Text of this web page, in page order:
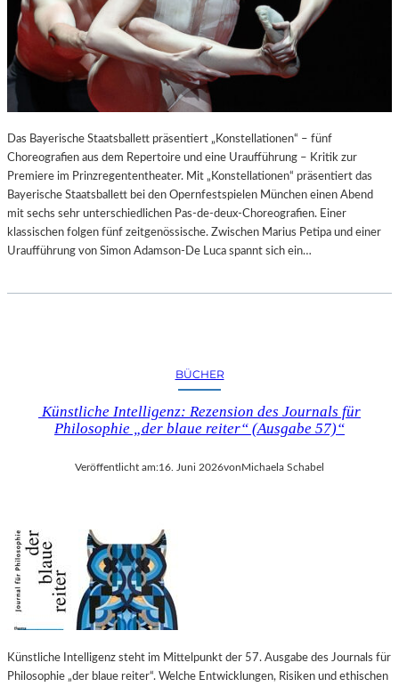
Das Bayerische Staatsballett präsentiert „Konstellationen“ – fünf
Choreografien aus dem Repertoire und eine Uraufführung – Kritik zur
Premiere im Prinzregententheater. Mit „Konstellationen“ präsentiert das
Bayerische Staatsballett bei den Opernfestspielen München einen Abend
mit sechs sehr unterschiedlichen Pas-de-deux-Choreografien. Einer
klassischen folgen fünf zeitgenössische. Zwischen Marius Petipa und einer
Uraufführung von Simon Adamson-De Luca spannt sich ein…
BÜCHER
Künstliche Intelligenz: Rezension des Journals für
Philosophie „der blaue reiter“ (Ausgabe 57)“
Veröffentlicht am:16. Juni 2026von Michaela Schabel
Künstliche Intelligenz steht im Mittelpunkt der 57. Ausgabe des Journals für
Philosophie „der blaue reiter“. Welche Entwicklungen, Risiken und ethischen